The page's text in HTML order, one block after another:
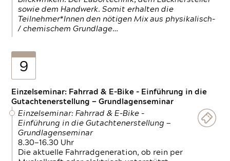
sowie dem Handwerk. Somit erhalten die
Teilnehmer*Innen den nötigen Mix aus physikalisch-
/ chemischem Grundlage…
9
Einzelseminar: Fahrrad & E-Bike - Einführung in die
Gutachtenerstellung — Grundlagenseminar
Einzelseminar: Fahrrad & E-Bike -
Einführung in die Gutachtenerstellung —
Grundlagenseminar
8.30—16.30 Uhr
Die aktuelle Fahrradgeneration, ob rein per